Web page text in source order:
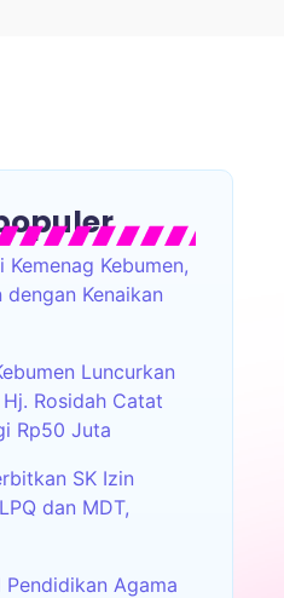
Kebumen,
dengan Kenaikan
Luncurkan
Rosidah Catat
Rp50 Juta
SK Izin
dan MDT,
Agama